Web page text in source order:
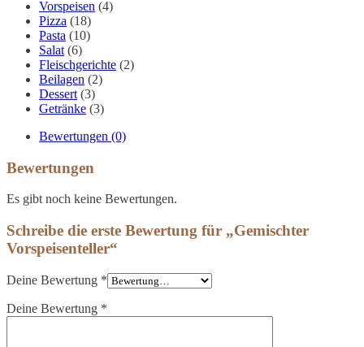
Vorspeisen (4)
Pizza (18)
Pasta (10)
Salat (6)
Fleischgerichte (2)
Beilagen (2)
Dessert (3)
Getränke (3)
Bewertungen (0)
Bewertungen
Es gibt noch keine Bewertungen.
Schreibe die erste Bewertung für „Gemischter
Vorspeisenteller“
Deine Bewertung *
Deine Bewertung *